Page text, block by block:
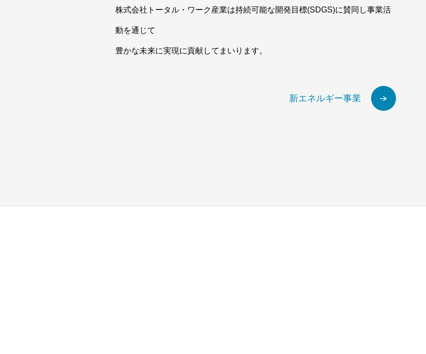
株式会社トータル・ワーク産業は持続可能な開発目標(SDGS)に賛同し事業活
動を通じて
豊かな未来に実現に貢献してまいります。
新エネルギー事業